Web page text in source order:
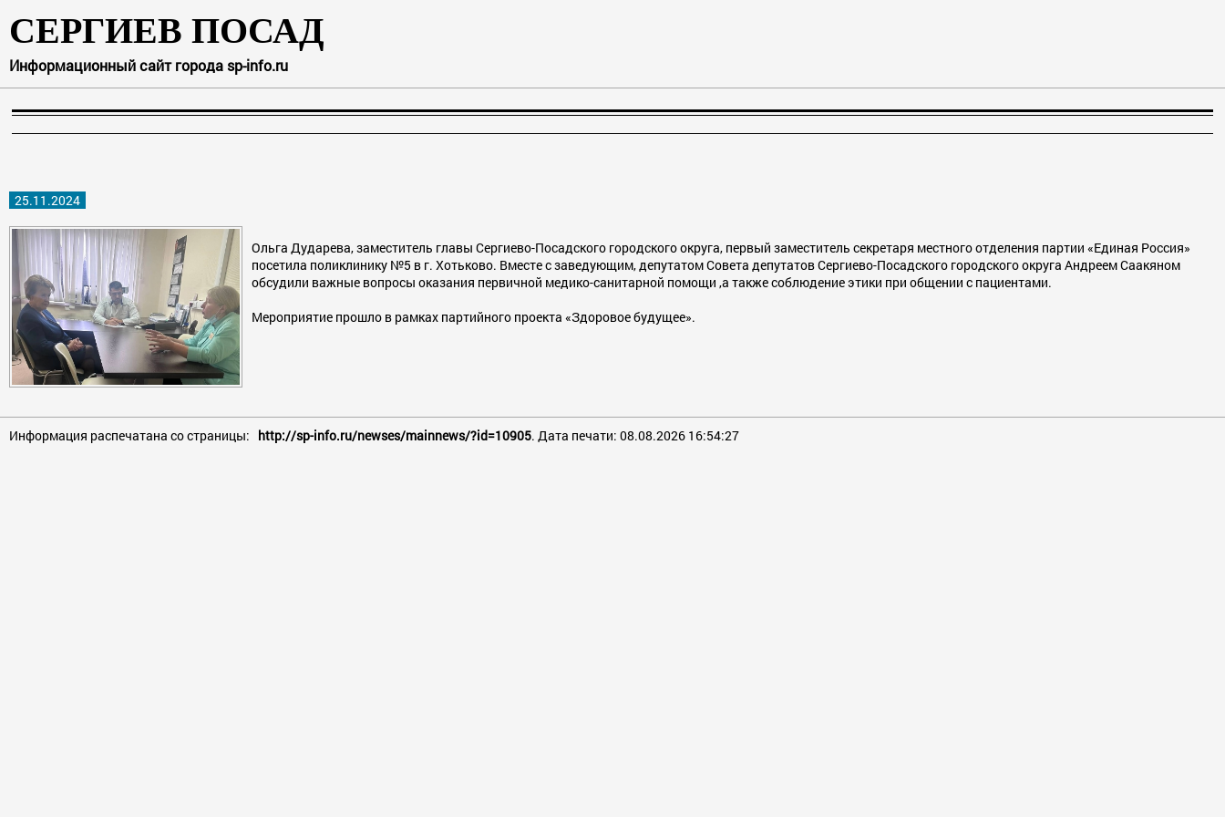
СЕРГИЕВ ПОСАД
Информационный сайт города sp-info.ru
25.11.2024
Ольга Дударева, заместитель главы Сергиево-Посадского городского округа, первый заместитель секретаря местного отделения партии «Единая Россия»
посетила поликлинику №5 в г. Хотьково. Вместе с заведующим, депутатом Совета депутатов Сергиево-Посадского городского округа Андреем Саакяном
обсудили важные вопросы оказания первичной медико-санитарной помощи ,а также соблюдение этики при общении с пациентами.
Мероприятие прошло в рамках партийного проекта «Здоровое будущее».
Информация распечатана со страницы: http://sp-info.ru/newses/mainnews/?id=10905. Дата печати: 08.08.2026 16:54:27